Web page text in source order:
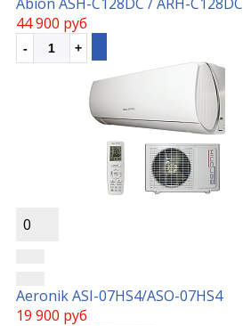
44 900 руб
0
Aeronik ASI-07HS4/ASO-07HS4
19 900 руб